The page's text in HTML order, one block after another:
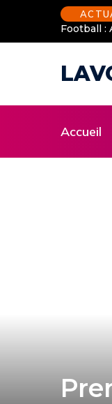
Football :
Accueil